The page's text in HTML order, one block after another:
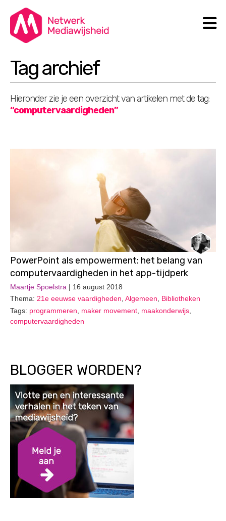
Search
Tag archief
Hieronder zie je een overzicht van artikelen met de tag:
“computervaardigheden”
PowerPoint als empowerment: het belang van
computervaardigheden in het app-tijdperk
Maartje Spoelstra | 16 august 2018
Thema: 21e eeuwse vaardigheden, Algemeen, Bibliotheken
Tags: programmeren, maker movement, maakonderwijs,
computervaardigheden
BLOGGER WORDEN?